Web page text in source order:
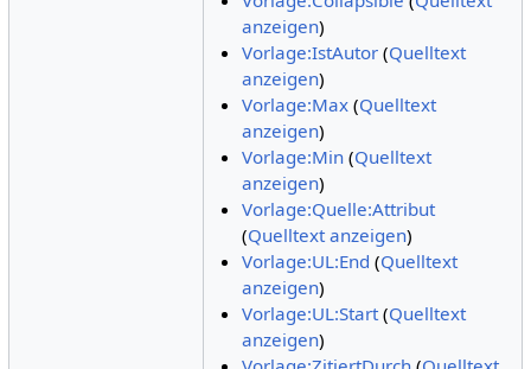
anzeigen)
Vorlage:IstAutor(Quelltext
anzeigen)
Vorlage:Max(Quelltext
anzeigen)
Vorlage:Min(Quelltext
anzeigen)
Vorlage:Quelle:Attribut
(Quelltext anzeigen)
Vorlage:UL:End (Quelltext
anzeigen)
Vorlage:UL:Start(Quelltext
anzeigen)